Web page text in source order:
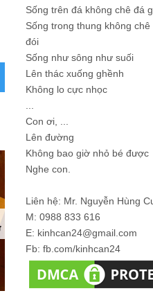
Sống trên đá không chê đá
Sống trong thung không
đói
Sống như sông như suối
Lên thác xuống ghềnh
Không lo cực nhọc
Con ơi, ...
Lên đường
Không bao giờ nhỏ bé được
Nghe con.
Liên hệ: Mr. Nguyễn Hùng
M: 0988 833 616
E: kinhcan24@gmail.com
Fb: fb.com/kinhcan24